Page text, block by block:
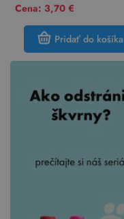
Cena: 3,70 €
Pridať do košíka